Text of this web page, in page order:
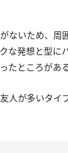
ないため、周
な発想と型に
たところがあ
人が多いタイ